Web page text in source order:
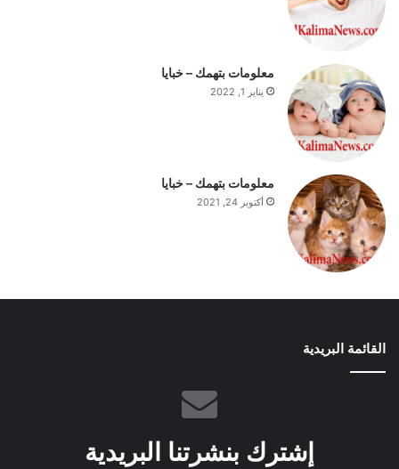
و
م
معلومات بتهمك – خبايا
يناير 1, 2022
معلومات بتهمك – خبايا
أكتوبر 24, 2021
القائمة البريدية
إشترك بنشرتنا البريدية